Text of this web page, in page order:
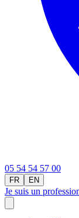
05 54 54 57 00
FR EN
Je suis un